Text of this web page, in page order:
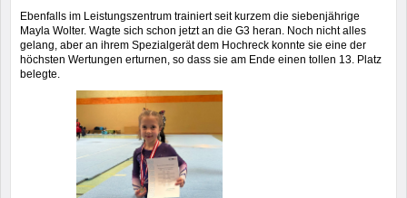
Ebenfalls im Leistungszentrum trainiert seit kurzem die siebenjährige
Mayla Wolter. Wagte sich schon jetzt an die G3 heran. Noch nicht alles
gelang, aber an ihrem Spezialgerät dem Hochreck konnte sie eine der
höchsten Wertungen erturnen, so dass sie am Ende einen tollen 13. Platz
belegte.